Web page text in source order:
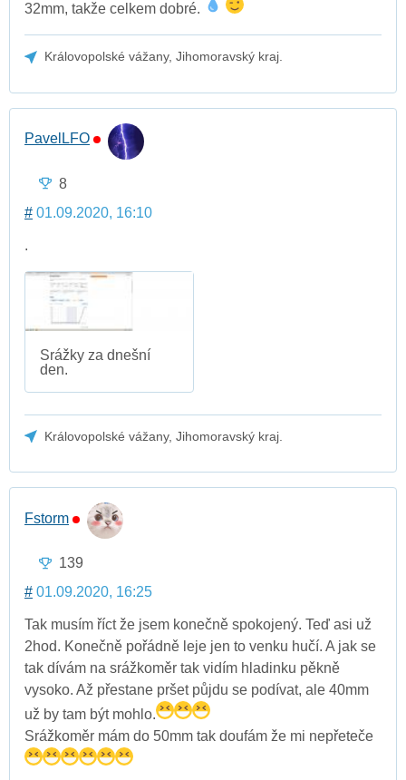
32mm, takže celkem dobré.
Královopolské vážany, Jihomoravský kraj.
PavelLFO
8
# 01.09.2020, 16:10
.
Srážky za dnešní
den.
Královopolské vážany, Jihomoravský kraj.
Fstorm
139
# 01.09.2020, 16:25
Tak musím říct že jsem konečně spokojený. Teď asi už
2hod. Konečně pořádně leje jen to venku hučí. A jak se
tak dívám na srážkoměr tak vidím hladinku pěkně
vysoko. Až přestane pršet půjdu se podívat, ale 40mm
už by tam být mohlo.
Srážkoměr mám do 50mm tak doufám že mi nepřeteče